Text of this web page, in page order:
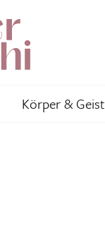
Körper & Geist